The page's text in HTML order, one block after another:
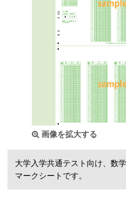
画像を拡大する
大学入学共通テスト向け、数
マークシートです。